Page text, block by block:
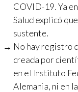
COVID-19. Ya
Salud explicó
sustente.
No hay registro
creada por
en el Instituto
Alemania, ni en